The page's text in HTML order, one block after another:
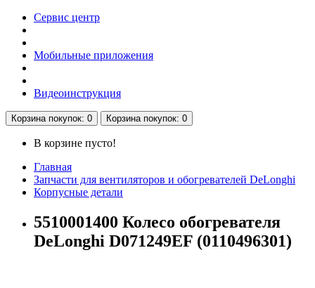
Сервис центр
Мобильные приложения
Видеоинструкция
Корзинапокупок: 0 Корзинапокупок: 0
В корзине пусто!
Главная
Запчасти для вентиляторов и обогревателей DeLonghi
Корпусные детали
5510001400 Колесо обогревателя
DeLonghi D071249EF (0110496301)